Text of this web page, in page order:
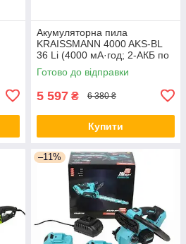
Акумуляторна пила
KRAISSMANN 4000 AKS-BL
36 Li (4000 мА·год; 2-АКБ по
18 В) Німеччина
Готово до відправки
5 597 ₴ 6 380 ₴
Купити
–11%